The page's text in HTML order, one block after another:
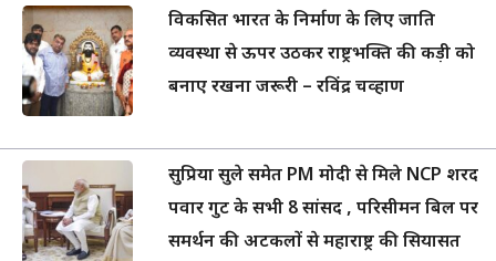
विकसित भारत के निर्माण के लिए जाति
व्यवस्था से ऊपर उठकर राष्ट्रभक्ति की कड़ी को
बनाए रखना जरूरी – रविंद्र चव्हाण
सुप्रिया सुले समेत PM मोदी से मिले NCP शरद
पवार गुट के सभी 8 सांसद , परिसीमन बिल पर
समर्थन की अटकलों से महाराष्ट्र की सियासत